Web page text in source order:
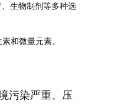
生物制剂等多种选
和微量元素。
污染严重、压